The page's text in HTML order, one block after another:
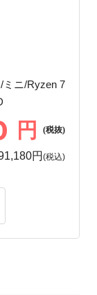
ミニ/Ryzen 7
円 (税抜)
円 (税込)